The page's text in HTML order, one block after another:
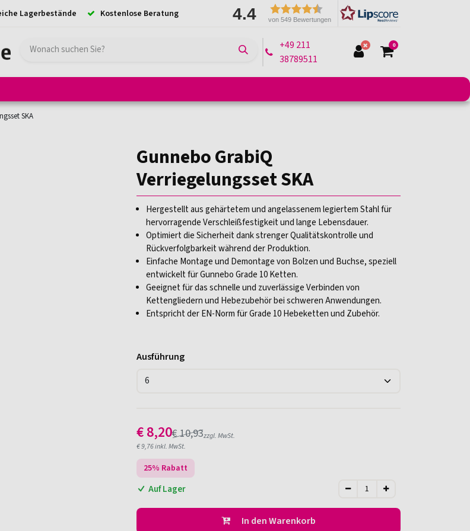
Lagerbestände Kostenlose Beratung 4.4 von 549 Bewertungen
+49 211
38789511
0
SKA
Gunnebo GrabiQ
Verriegelungsset SKA
Hergestellt aus gehärtetem und angelassenem legiertem Stahl für
hervorragende Verschleißfestigkeit und lange Lebensdauer.
Optimiert die Sicherheit dank strenger Qualitätskontrolle und
Rückverfolgbarkeit während der Produktion.
Einfache Montage und Demontage von Bolzen und Buchse, speziell
entwickelt für Gunnebo Grade 10 Ketten.
Geeignet für das schnelle und zuverlässige Verbinden von
Kettengliedern und Hebezubehör bei schweren Anwendungen.
Entspricht der EN-Norm für Grade 10 Hebeketten und Zubehör.
Ausführung
€8,20€10,93zzgl. MwSt.
€9,76inkl. MwSt.
25% Rabatt
Auf Lager
In den Warenkorb